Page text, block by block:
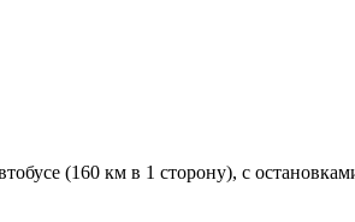
(160 км в 1 сторону), с